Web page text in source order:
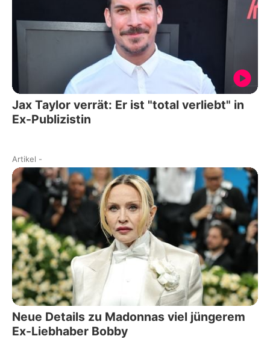
Jax Taylor verrät: Er ist "total verliebt" in
Ex-Publizistin
Artikel -
Neue Details zu Madonnas viel jüngerem
Ex-Liebhaber Bobby